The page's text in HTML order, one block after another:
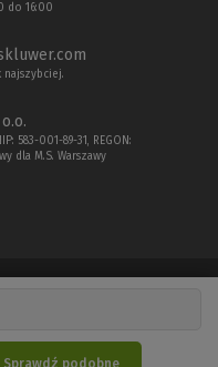
Sprawdź podobne
do 16:00
583-001-89-31, REGON:
dla M.S. Warszawy
Sp. z o.o.